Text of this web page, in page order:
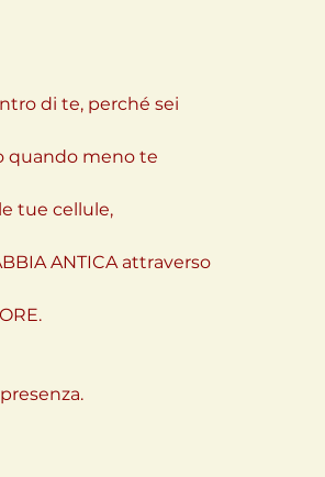
di te, perché sei
quando meno te
tue cellule,
ANTICA attraverso